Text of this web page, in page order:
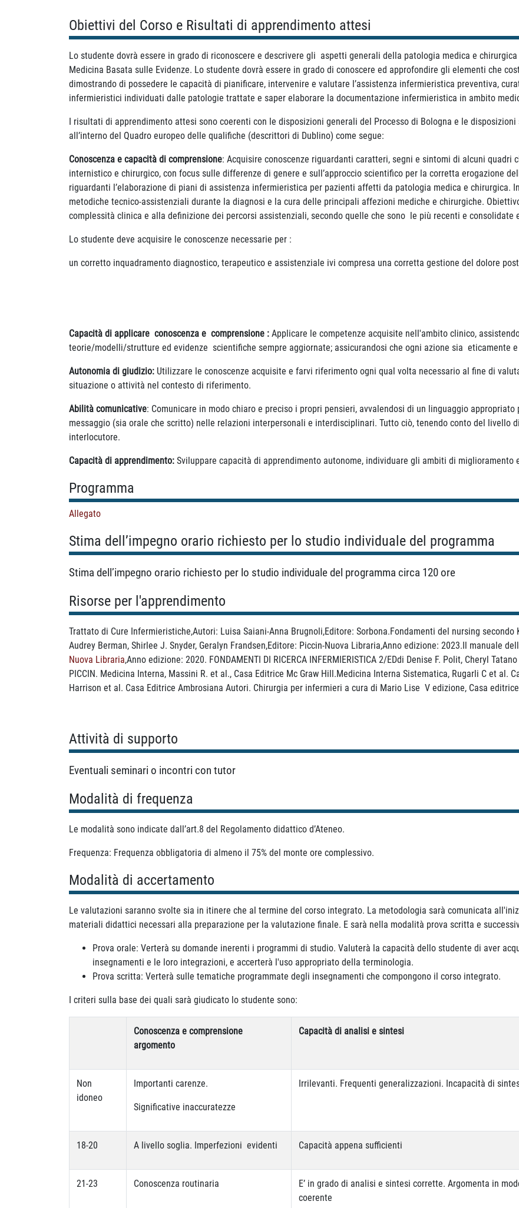
Obiettivi del Corso e Risultati di apprendimento attesi
Lo studente dovrà essere in grado di riconoscere e descrivere gli aspetti generali della patologia medica e
Medicina Basata sulle Evidenze. Lo studente dovrà essere in grado di conoscere ed approfondire gli elementi che
dimostrando di possedere le capacità di pianificare, intervenire e valutare l’assistenza infermieristica preventiva,
infermieristici individuati dalle patologie trattate e saper elaborare la documentazione infermieristica in ambito
I risultati di apprendimento attesi sono coerenti con le disposizioni generali del Processo di Bologna e le
all’interno del Quadro europeo delle qualifiche (descrittori di Dublino) come segue:
Conoscenza e capacità di comprensione: Acquisire conoscenze riguardanti caratteri, segni e sintomi di alcuni
internistico e chirurgico, con focus sulle differenze di genere e sull’approccio scientifico per la corretta erogazione
riguardanti l’elaborazione di piani di assistenza infermieristica per pazienti affetti da patologia medica e chirurgica.
metodiche tecnico-assistenziali durante la diagnosi e la cura delle principali affezioni mediche e chirurgiche.
complessità clinica e alla definizione dei percorsi assistenziali, secondo quelle che sono le più recenti e consolidate
Lo studente deve acquisire le conoscenze necessarie per :
un corretto inquadramento diagnostico, terapeutico e assistenziale ivi compresa una corretta gestione del dolore
Capacità di applicare conoscenza e comprensione : Applicare le competenze acquisite nell'ambito clinico,
teorie/modelli/strutture ed evidenze scientifiche sempre aggiornate; assicurandosi che ogni azione sia eticamente
Autonomia di giudizio: Utilizzare le conoscenze acquisite e farvi riferimento ogni qual volta necessario al fine di
situazione o attività nel contesto di riferimento.
Abilità comunicative: Comunicare in modo chiaro e preciso i propri pensieri, avvalendosi di un linguaggio
messaggio (sia orale che scritto) nelle relazioni interpersonali e interdisciplinari. Tutto ciò, tenendo conto del livello
interlocutore.
Capacità di apprendimento: Sviluppare capacità di apprendimento autonome, individuare gli ambiti di miglioramento
Programma
Allegato
Stima dell’impegno orario richiesto per lo studio individuale del programma
Stima dell’impegno orario richiesto per lo studio individuale del programma circa 120 ore
Risorse per l'apprendimento
Trattato di Cure Infermieristiche,Autori: Luisa Saiani-Anna Brugnoli,Editore: Sorbona.Fondamenti del nursing
Audrey Berman, Shirlee J. Snyder, Geralyn Frandsen,Editore: Piccin-Nuova Libraria,Anno edizione: 2023.Il manuale
Nuova Libraria,Anno edizione: 2020. FONDAMENTI DI RICERCA INFERMIERISTICA 2/EDdi Denise F. Polit, Cheryl
PICCIN. Medicina Interna, Massini R. et al., Casa Editrice Mc Graw Hill.Medicina Interna Sistematica, Rugarli C et al.
Harrison et al. Casa Editrice Ambrosiana Autori. Chirurgia per infermieri a cura di Mario Lise V edizione, Casa
Attività di supporto
Eventuali seminari o incontri con tutor
Modalità di frequenza
Le modalità sono indicate dall’art.8 del Regolamento didattico d’Ateneo.
Frequenza: Frequenza obbligatoria di almeno il 75% del monte ore complessivo.
Modalità di accertamento
Le valutazioni saranno svolte sia in itinere che al termine del corso integrato. La metodologia sarà comunicata
materiali didattici necessari alla preparazione per la valutazione finale. E sarà nella modalità prova scritta e
Prova orale: Verterà su domande inerenti i programmi di studio. Valuterà la capacità dello studente di aver
insegnamenti e le loro integrazioni, e accerterà l'uso appropriato della terminologia.
Prova scritta: Verterà sulle tematiche programmate degli insegnamenti che compongono il corso integrato.
I criteri sulla base dei quali sarà giudicato lo studente sono:
Conoscenza e comprensione
argomento
Capacità di analisi e sintesi
Non
idoneo
Importanti carenze.
Significative inaccuratezze
Irrilevanti. Frequenti generalizzazioni. Incapacità di
18-20 A livello soglia. Imperfezioni evidenti Capacità appena sufficienti
21-23 Conoscenza routinaria
E’ in grado di analisi e sintesi corrette. Argomenta in
coerente